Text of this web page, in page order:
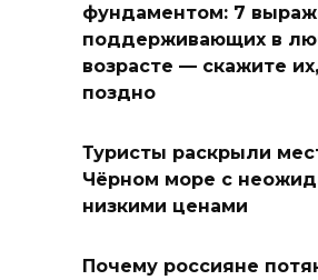
фундаментом: 7
поддерживающих в
возрасте — скажите
поздно
Туристы раскрыли
Чёрном море с
низкими ценами
Почему россияне